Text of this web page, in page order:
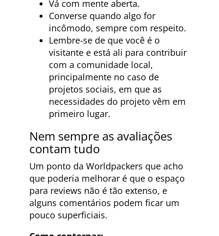
Vá com mente aberta.
Converse quando algo for
incômodo, sempre com respeito.
Lembre-se de que você é o
visitante e está ali para contribuir
com a comunidade local,
principalmente no caso de
projetos sociais, em que as
necessidades do projeto vêm em
primeiro lugar.
Nem sempre as avaliações
contam tudo
Um ponto da Worldpackers que acho
que poderia melhorar é que o espaço
para reviews não é tão extenso, e
alguns comentários podem ficar um
pouco superficiais.